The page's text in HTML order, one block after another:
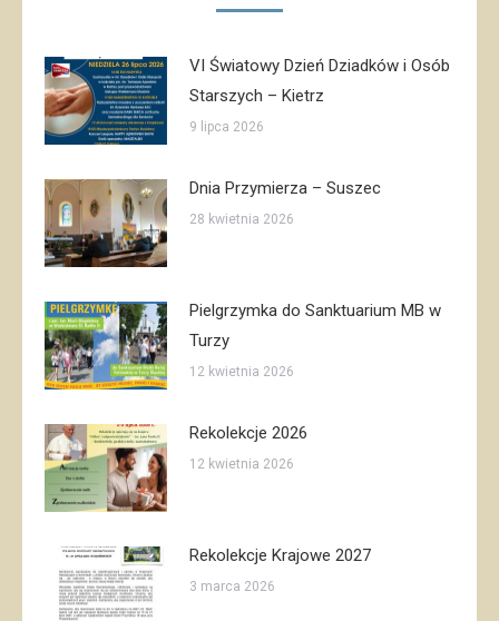
VI Światowy Dzień Dziadków i Osób
Starszych – Kietrz
9 lipca 2026
Dnia Przymierza – Suszec
28 kwietnia 2026
Pielgrzymka do Sanktuarium MB w
Turzy
12 kwietnia 2026
Rekolekcje 2026
12 kwietnia 2026
Rekolekcje Krajowe 2027
3 marca 2026